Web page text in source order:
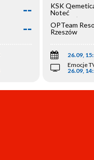
--
--
KSK
Noteć
Inowrocław
OPTeam
Rzeszów
26.09,
Emocje
26.09,